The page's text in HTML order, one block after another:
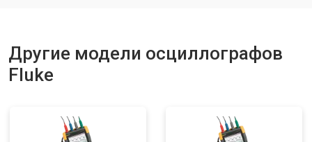
Другие модели осциллографов
Fluke